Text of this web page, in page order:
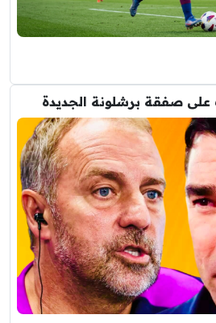
على صفقة برشلونة الجديدة